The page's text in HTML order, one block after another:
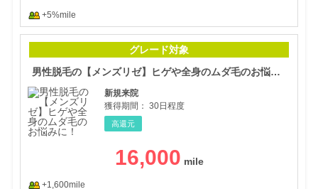
+5%mile
グレード対象
男性脱毛の【メンズリゼ】ヒゲや全身のムダ毛のお悩みに！
新規来院
獲得期間： 30日程度
高還元
16,000
+1,600mile